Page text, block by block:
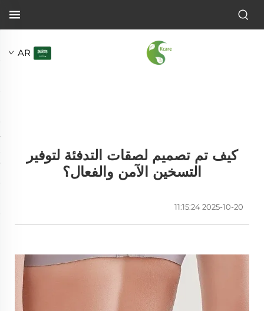
AR
كيف تم تصميم لصقات التدفئة لتوفير
التسخين الآمن والفعال؟
2025-10-20 11:15:24